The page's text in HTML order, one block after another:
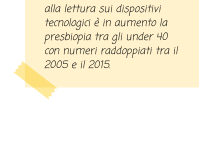
alla lettura sui dispositivi
tecnologici è in aumento la
presbiopia tra gli under 40
con numeri raddoppiati tra il
2005 e il 2015.